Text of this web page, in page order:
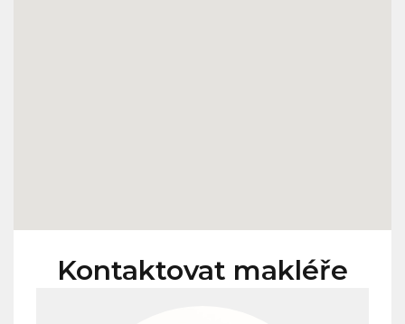
Kontaktovat makléře